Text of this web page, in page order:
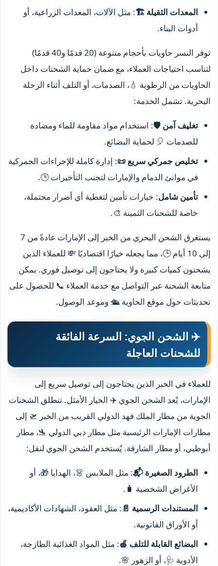
المعدات الثقيلة 🏗️: مثل الآلات، المعدات الزراعية، أو
أدوات البناء.
توفر النسر حاويات بأحجام متنوعة (20 قدمًا و40 قدمًا)
لتناسب احتياجات العملاء، مع ضمان حماية الشحنات داخل
الحاويات من الرطوبة 💧، الصدمات، أو التلف أثناء الرحلة
البحرية. تشمل الخدمة:
تغليف آمن 🛡️: استخدام مواد مقاومة للماء ومضادة
للصدمات 🎈 لحماية البضائع.
تخليص جمركي سريع 📜: إدارة كاملة للإجراءات الجمركية
في موانئ الدمام والإمارات لتجنب التأخيرات 🕒.
تأمين شامل: خيارات تأمين لتغطية أي أضرار محتملة،
خاصة للشحنات الثمينة 🎨.
يستغرق الشحن البحري من الخبر إلى الإمارات عادةً من 7
إلى 10 أيام 🕒، مما يجعله خيارًا اقتصاديًا 💸 للعملاء الذين
يشحنون كميات كبيرة ولا يحتاجون إلى توصيل فوري. يمكن
متابعة الشحنة عبر التواصل مع خدمة العملاء 📞 للحصول على
تحديثات حول موقع الحاوية 🛳️ وموعد الوصول.
✈️ الشحن الجوي: السرعة الفائقة
للشحنات العاجلة
للعملاء في الخبر الذين يحتاجون إلى توصيل سريع إلى
الإمارات، يُعد الشحن الجوي ✈️ الخيار الأمثل. تنطلق الشحنات
الجوية من مطار الملك فهد الدولي القريب من الخبر 🛫 إلى
مطارات الإمارات الرئيسية مثل مطار دبي الدولي 🛬، مطار
أبوظبي، أو مطار الشارقة. يُستخدم الشحن الجوي لنقل:
الطرود الصغيرة 📬: مثل الملابس 👗، الهدايا 🎁، أو
الأغراض الشخصية 🧳.
المستندات الرسمية 📄 : مثل العقود، الشهادات الأكاديمية،
أو الأوراق القانونية.
البضائع القابلة للتلف 🍎: مثل المواد الغذائية الطازجة،
الأدوية 🩺، أو الزهور 🌸.